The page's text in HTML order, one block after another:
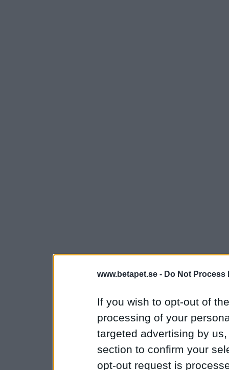
www.betapet.se - Do Not Process
If you wish to opt-out of
processing of your
targeted advertising by
section to confirm your
opt-out request is